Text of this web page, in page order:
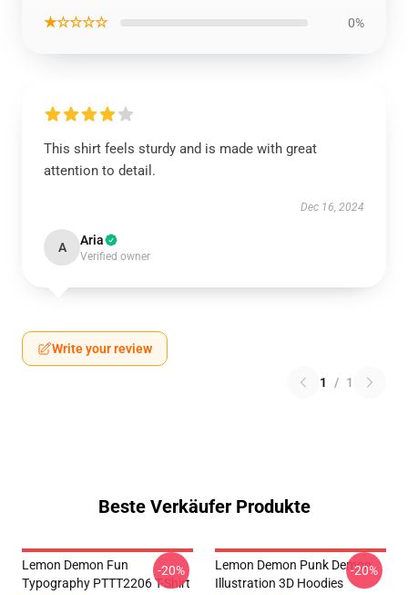
★☆☆☆☆ 0%
This shirt feels sturdy and is made with great
attention to detail.
Dec 16, 2024
A Aria
Verified owner
Write your review
1 / 1
Beste Verkäufer Produkte
Lemon Demon Fun
Typography PTTT2206 T-Shirt
-20%
Lemon Demon Punk Demon
Illustration 3D Hoodies
-20%